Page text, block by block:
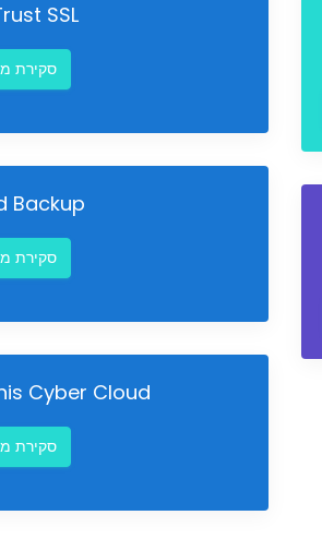
SSL
סקירת
Backup
סקירת
Cyber Cloud
סקירת